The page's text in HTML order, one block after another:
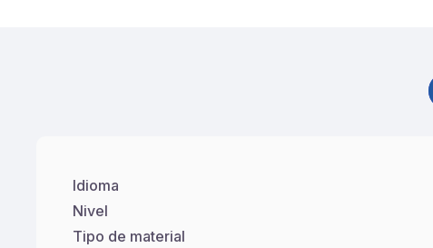
Idioma
Nivel
Tipo de material